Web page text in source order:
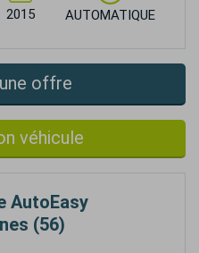
2015 AUTOMATIQUE
offre
véhicule
AutoEasy
(56)